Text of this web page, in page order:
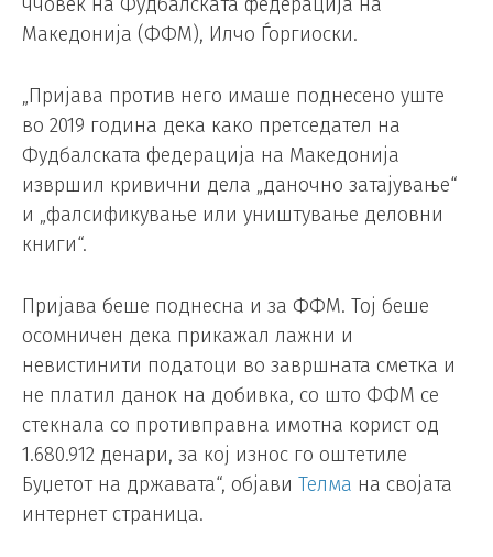
Македонија (ФФМ), Илчо Ѓоргиоски.
„Пријава против него имаше поднесено уште
во 2019 година дека како претседател на
Фудбалската федерација на Македонија
извршил кривични дела „даночно затајување“
и „фалсификување или уништување деловни
книги“.
Пријава беше поднесна и за ФФМ. Тој беше
осомничен дека прикажал лажни и
невистинити податоци во завршната сметка и
не платил данок на добивка, со што ФФМ се
стекнала со противправна имотна корист од
1.680.912 денари, за кој износ го оштетиле
Буџетот на државата“, објави Телма на својата
интернет страница.